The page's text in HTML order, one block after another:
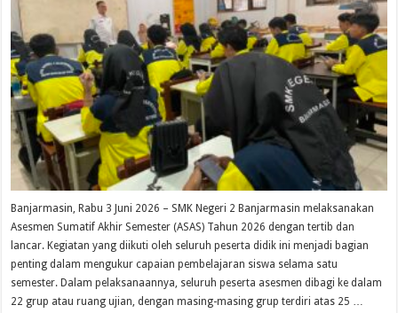
Banjarmasin, Rabu 3 Juni 2026 – SMK Negeri 2 Banjarmasin melaksanakan
Asesmen Sumatif Akhir Semester (ASAS) Tahun 2026 dengan tertib dan
lancar. Kegiatan yang diikuti oleh seluruh peserta didik ini menjadi bagian
penting dalam mengukur capaian pembelajaran siswa selama satu
semester. Dalam pelaksanaannya, seluruh peserta asesmen dibagi ke dalam
22 grup atau ruang ujian, dengan masing-masing grup terdiri atas 25 …